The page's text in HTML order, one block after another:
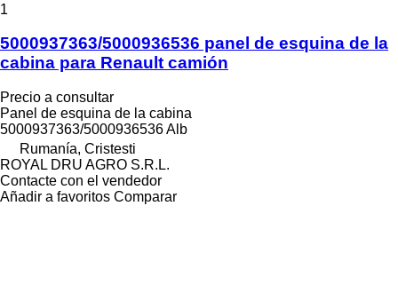
1
5000937363/5000936536 panel de esquina de la
cabina para Renault camión
Precio a consultar
Panel de esquina de la cabina
5000937363/5000936536 Alb
Rumanía, Cristesti
ROYAL DRU AGRO S.R.L.
Contacte con el vendedor
Añadir a favoritos Comparar